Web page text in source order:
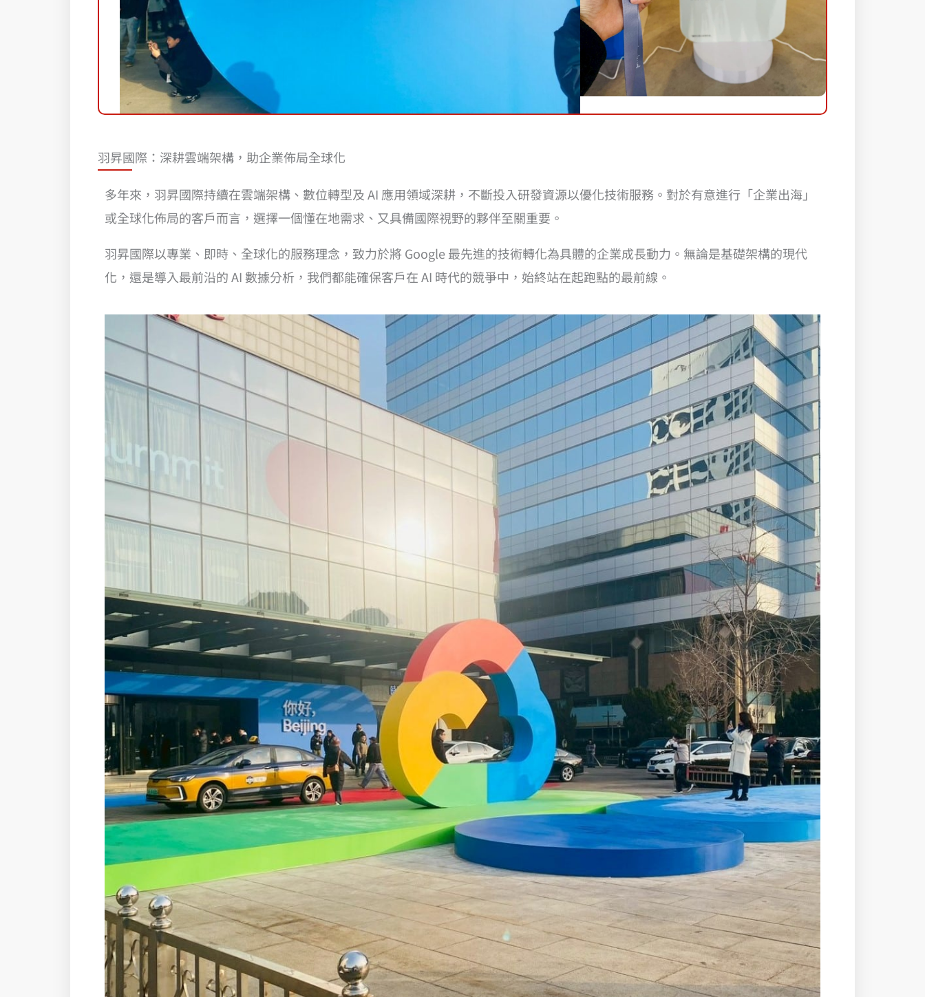
羽昇國際：深耕雲端架構，助企業佈局全球化
多年來，羽昇國際持續在雲端架構、數位轉型及 AI 應用領域深耕，不斷投入研發資源以優化技術服務。對於有意進行「企業出海」
或全球化佈局的客戶而言，選擇一個懂在地需求、又具備國際視野的夥伴至關重要。
羽昇國際以專業、即時、全球化的服務理念，致力於將 Google 最先進的技術轉化為具體的企業成長動力。無論是基礎架構的現代
化，還是導入最前沿的 AI 數據分析，我們都能確保客戶在 AI 時代的競爭中，始終站在起跑點的最前線。